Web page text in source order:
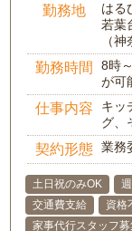
勤務地
はる
若葉
（
勤務時間
8時
が可
仕事内容
キッ
グ、
契約形態 業務
土日祝のみOK
交通費支給
資格
家事代行スタッフ